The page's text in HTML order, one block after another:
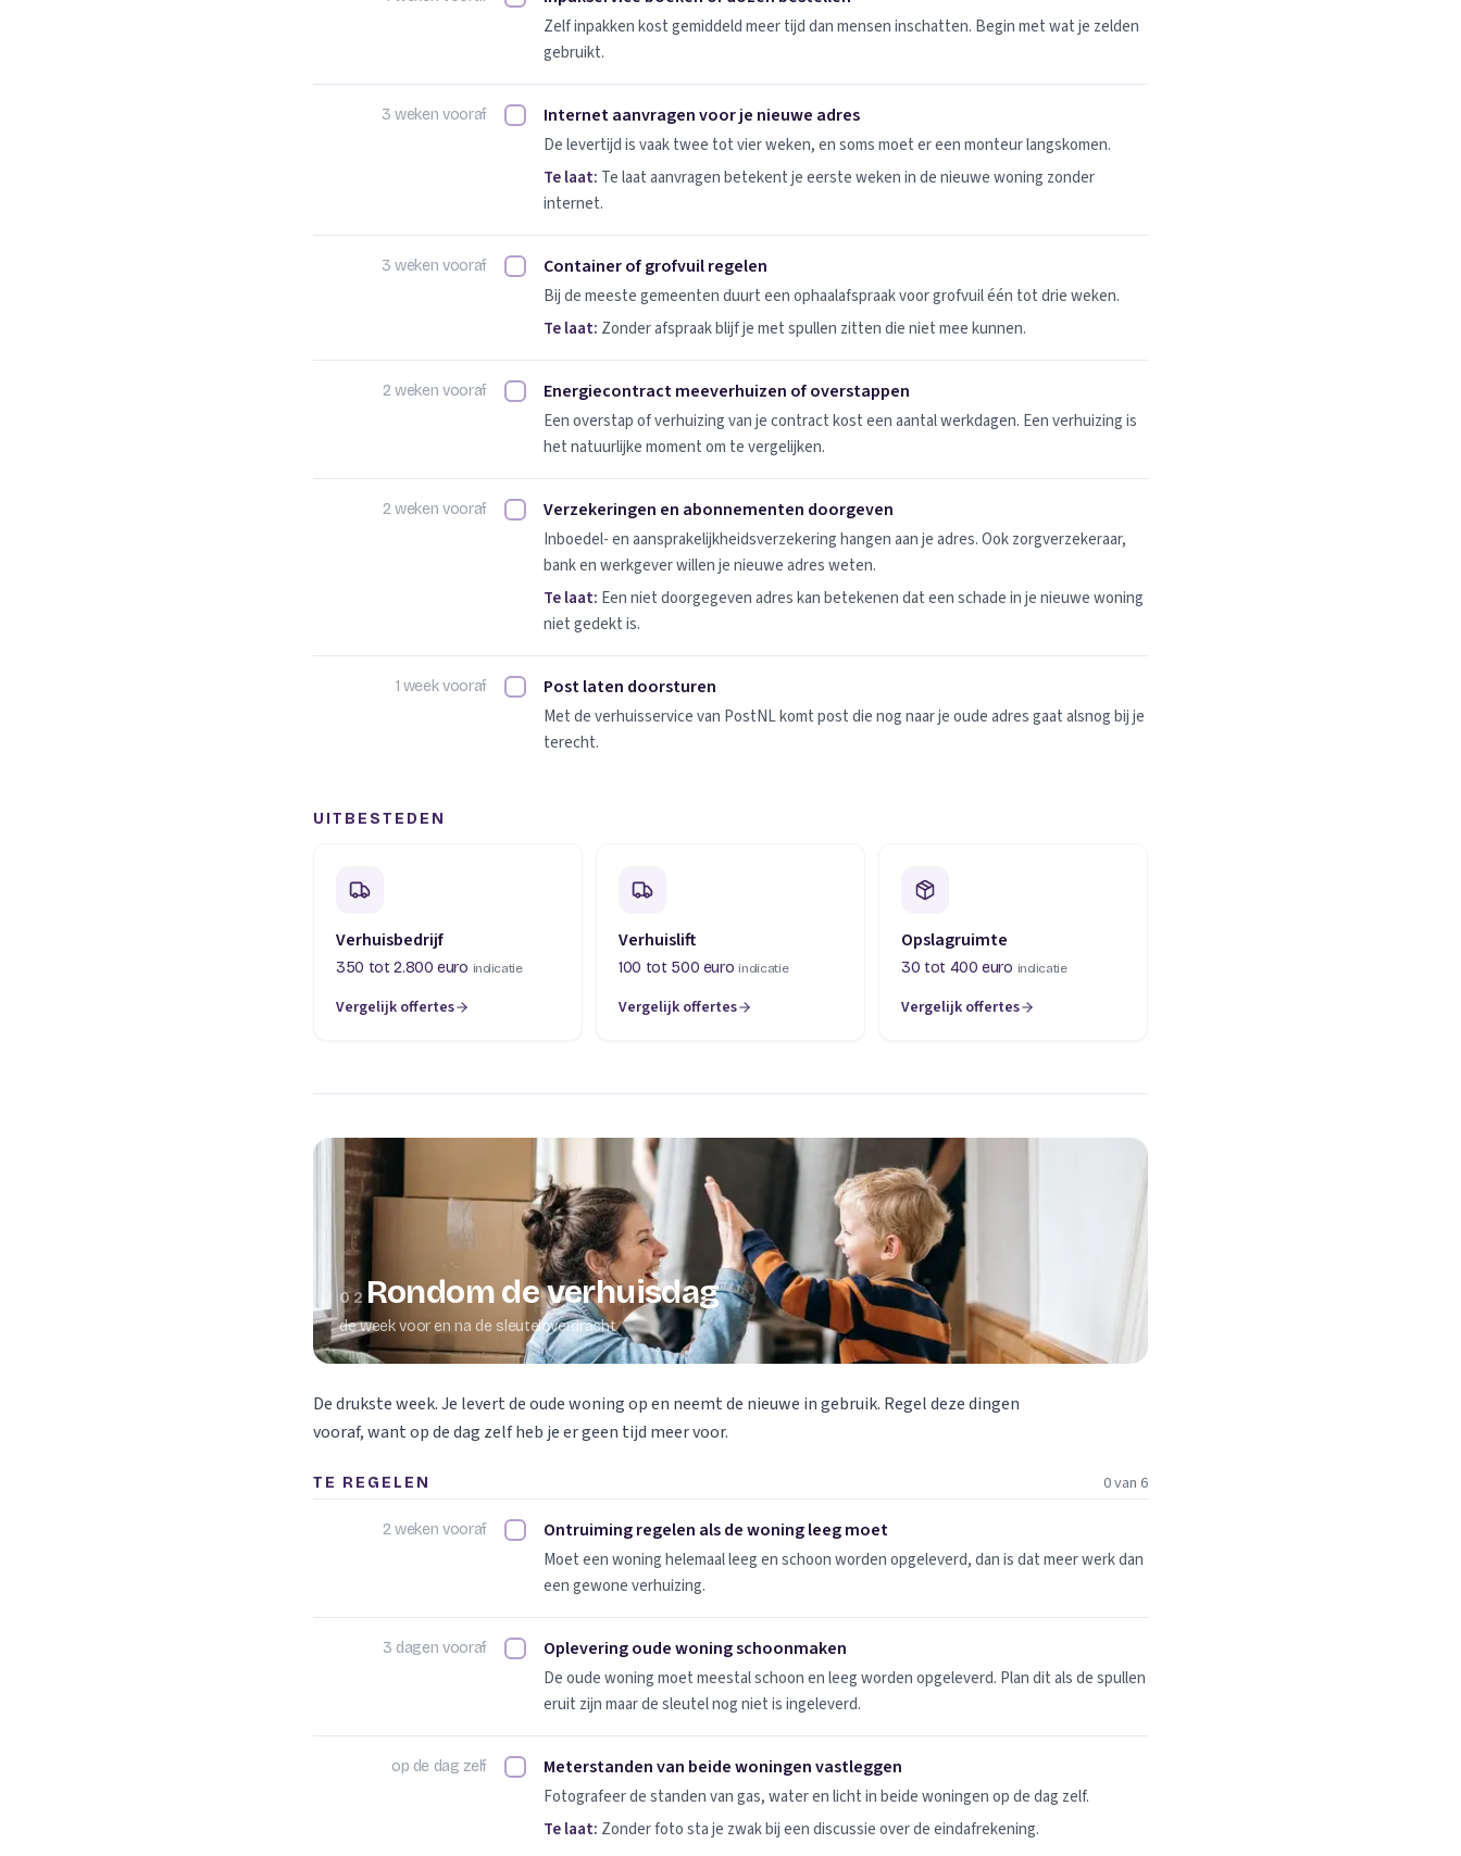
Inpakservice boeken of dozen bestellen afvinken
Zelf inpakken kost gemiddeld meer tijd dan mensen inschatten. Begin met wat je zelden
gebruikt.
3 weken vooraf Internet aanvragen voor je nieuwe adres afvinken
Internet aanvragen voor je nieuwe adres
De levertijd is vaak twee tot vier weken, en soms moet er een monteur langskomen.
Te laat: Te laat aanvragen betekent je eerste weken in de nieuwe woning zonder
internet.
3 weken vooraf Container of grofvuil regelen afvinken
Container of grofvuil regelen
Bij de meeste gemeenten duurt een ophaalafspraak voor grofvuil één tot drie weken.
Te laat: Zonder afspraak blijf je met spullen zitten die niet mee kunnen.
2 weken vooraf Energiecontract meeverhuizen of overstappen afvinken
Energiecontract meeverhuizen of overstappen
Een overstap of verhuizing van je contract kost een aantal werkdagen. Een verhuizing is
het natuurlijke moment om te vergelijken.
2 weken vooraf Verzekeringen en abonnementen doorgeven afvinken
Verzekeringen en abonnementen doorgeven
Inboedel- en aansprakelijkheidsverzekering hangen aan je adres. Ook zorgverzekeraar,
bank en werkgever willen je nieuwe adres weten.
Te laat: Een niet doorgegeven adres kan betekenen dat een schade in je nieuwe woning
niet gedekt is.
1 week vooraf Post laten doorsturen afvinken
Post laten doorsturen
Met de verhuisservice van PostNL komt post die nog naar je oude adres gaat alsnog bij je
terecht.
UITBESTEDEN
Verhuisbedrijf
350 tot 2.800 euro indicatie
Vergelijk offertes
(opent in een nieuw tabblad)
Verhuislift
100 tot 500 euro indicatie
Vergelijk offertes
(opent in een nieuw tabblad)
Opslagruimte
30 tot 400 euro indicatie
Vergelijk offertes
(opent in een nieuw tabblad)
02 Rondom de verhuisdag
de week voor en na de sleuteloverdracht
De drukste week. Je levert de oude woning op en neemt de nieuwe in gebruik. Regel deze dingen
vooraf, want op de dag zelf heb je er geen tijd meer voor.
TE REGELEN 0 van 6
2 weken vooraf Ontruiming regelen als de woning leeg moet afvinken
Ontruiming regelen als de woning leeg moet
Moet een woning helemaal leeg en schoon worden opgeleverd, dan is dat meer werk dan
een gewone verhuizing.
3 dagen vooraf Oplevering oude woning schoonmaken afvinken
Oplevering oude woning schoonmaken
De oude woning moet meestal schoon en leeg worden opgeleverd. Plan dit als de spullen
eruit zijn maar de sleutel nog niet is ingeleverd.
op de dag zelf Meterstanden van beide woningen vastleggen afvinken
Meterstanden van beide woningen vastleggen
Fotografeer de standen van gas, water en licht in beide woningen op de dag zelf.
Te laat: Zonder foto sta je zwak bij een discussie over de eindafrekening.